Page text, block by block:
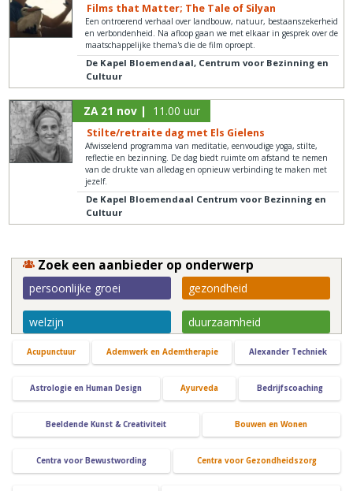
Films that Matter; The Tale of Silyan
Een ontroerend verhaal over landbouw, natuur, bestaanszekerheid
en verbondenheid. Na afloop gaan we met elkaar in gesprek over de
maatschappelijke thema's die de film oproept.
De Kapel Bloemendaal, Centrum voor Bezinning en
Cultuur
ZA 21 nov | 11.00 uur
Stilte/retraite dag met Els Gielens
Afwisselend programma van meditatie, eenvoudige yoga, stilte,
reflectie en bezinning. De dag biedt ruimte om afstand te nemen
van de drukte van alledag en opnieuw verbinding te maken met
jezelf.
De Kapel Bloemendaal Centrum voor Bezinning en
Cultuur
Zoek een aanbieder op onderwerp
persoonlijke groei gezondheid
welzijn duurzaamheid
Acupunctuur Ademwerk en Ademtherapie Alexander Techniek
Astrologie en Human Design Ayurveda Bedrijfscoaching
Beeldende Kunst & Creativiteit Bouwen en Wonen
Centra voor Bewustwording Centra voor Gezondheidszorg